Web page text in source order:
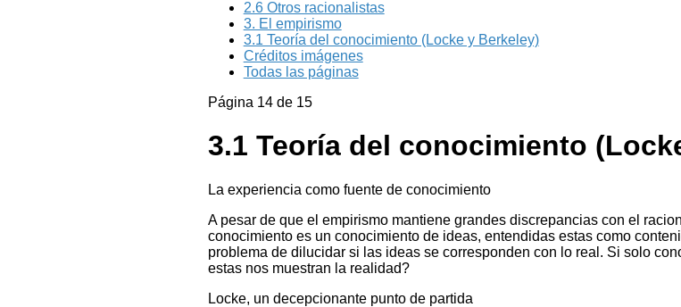
2.6 Otros racionalistas
3. El empirismo
3.1 Teoría del conocimiento (Locke y Berkeley)
Créditos imágenes
Todas las páginas
Página 14 de 15
3.1 Teoría del conocimiento
La experiencia como fuente de conocimiento
A pesar de que el empirismo mantiene grandes discrepancias con el
conocimiento es un conocimiento de ideas, entendidas estas como
problema de dilucidar si las ideas se corresponden con lo real. Si solo
estas nos muestran la realidad?
Locke, un decepcionante punto de partida